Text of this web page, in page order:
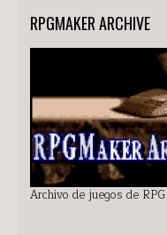
RPGMAKER ARCHIVE
Archivo de juegos de